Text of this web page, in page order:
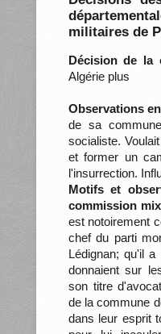
militaires de
Décision de la
Algérie plus
Observations
de sa
socialiste.
et former un
l'insurrection.
Motifs et
commission
est notoirement
chef du parti
Lédignan; qu'il
donnaient sur
son titre
de la commune
dans leur esprit